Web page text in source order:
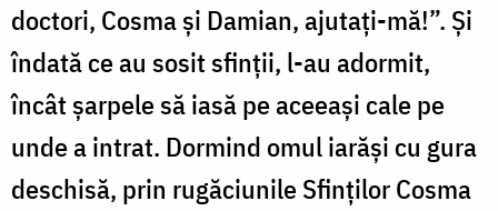
doctori, Cosma și Damian, ajutați-mă!”. Și
îndată ce au sosit sfinții, l-au adormit,
încât șarpele să iasă pe aceeași cale pe
unde a intrat. Dormind omul iarăși cu gura
deschisă, prin rugăciunile Sfinților Cosma